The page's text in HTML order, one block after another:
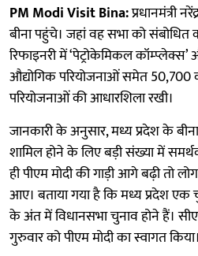
PM Modi Visit Bina:प्रधानमंत्री
बीना पहुंचे। जहां वह सभा को संबोधित
रिफाइनरी में ‘पेट्रोकेमिकल
औद्योगिक परियोजनाओं समेत 50,700
परियोजनाओं की आधारशिला रखी।
जानकारी के अनुसार, मध्य प्रदेश के बीना
शामिल होने के लिए बड़ी संख्या में
ही पीएम मोदी की गाड़ी आगे बढ़ी तो
आए। बताया गया है कि मध्य प्रदेश एक
के अंत में विधानसभा चुनाव होने हैं।
गुरुवार को पीएम मोदी का स्वागत किया।